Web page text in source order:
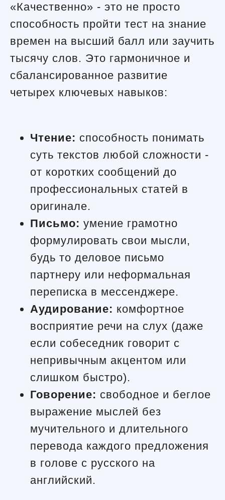
«Качественно» - это не просто
способность пройти тест на знание
времен на высший балл или заучить
тысячу слов. Это гармоничное и
сбалансированное развитие
четырех ключевых навыков:
Чтение: способность понимать
суть текстов любой сложности -
от коротких сообщений до
профессиональных статей в
оригинале.
Письмо: умение грамотно
формулировать свои мысли,
будь то деловое письмо
партнеру или неформальная
переписка в мессенджере.
Аудирование: комфортное
восприятие речи на слух (даже
если собеседник говорит с
непривычным акцентом или
слишком быстро).
Говорение: свободное и беглое
выражение мыслей без
мучительного и длительного
перевода каждого предложения
в голове с русского на
английский.